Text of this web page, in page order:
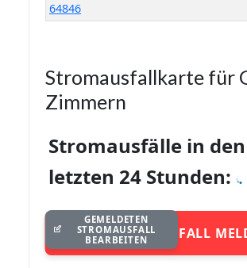
64846
Stromausfallkarte für
Zimmern
Stromausfälle in den
letzten 24 Stunden:
STROMAUSFALL
GEMELDETEN
STROMAUSFALL
BEARBEITEN